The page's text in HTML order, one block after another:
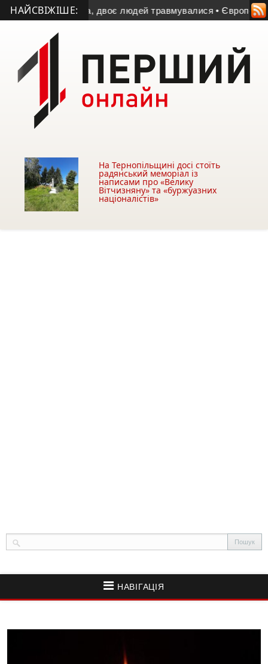
НАЙСВІЖІШЕ:
жінка, двоє людей травмувалися • Європейські
На Тернопільщині досі стоїть
радянський меморіал із
написами про «Велику
Вітчизняну» та «буржуазних
націоналістів»
НАВІГАЦІЯ